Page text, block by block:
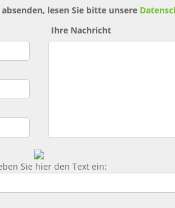
lesen Sie bitte unsere
Ihre Nachricht
Sie hier den Text ein: